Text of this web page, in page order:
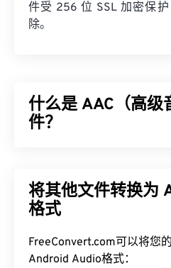
件受 256 位 SSL 加密保
除。
什么是 AAC（高级
件？
数字广播和互联网流媒体。
任天堂
有效地压缩文件大小，同时
音质。
将其他文件转换为
格式
FreeConvert.com可以将您
Android Audio格式：